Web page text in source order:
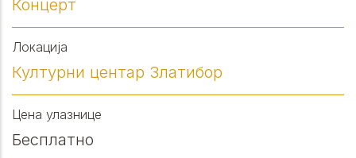
Концерт
Локација
Културни центар Златибор
Цена улазнице
Бесплатно